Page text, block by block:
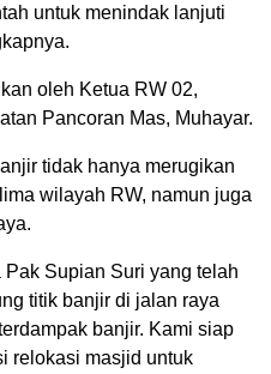
untuk menindak lanjuti
oleh Ketua RW 02,
Pancoran Mas, Muhayar.
tidak hanya merugikan
wilayah RW, namun juga
Supian Suri yang telah
titik banjir di jalan raya
banjir. Kami siap
relokasi masjid untuk